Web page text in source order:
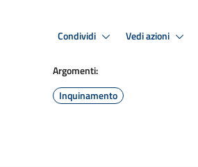
Condividi Vedi azioni
Argomenti:
Inquinamento